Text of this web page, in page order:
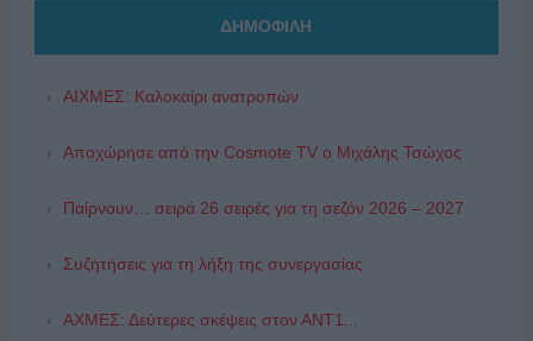
ΔΗΜΟΦΙΛΗ
ΑΙΧΜΕΣ: Καλοκαίρι ανατροπών
Αποχώρησε από την Cosmote TV o Μιχάλης Τσώχος
Παίρνουν… σειρά 26 σειρές για τη σεζόν 2026 – 2027
Συζητήσεις για τη λήξη της συνεργασίας
ΑΧΜΕΣ: Δεύτερες σκέψεις στον ΑΝΤ1...